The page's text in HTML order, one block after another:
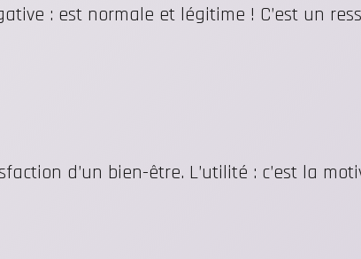
: est normale et légitime ! C’est un
d’un bien-être. L’utilité : c’est la